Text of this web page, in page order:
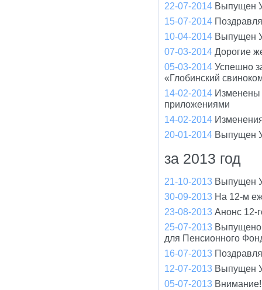
22-07-2014 Выпущен
15-07-2014
10-04-2014 Выпущен
07-03-2014 Дорогие
05-03-2014 Успешно
«Глобинский
14-02-2014
приложениями
14-02-2014
20-01-2014 Выпущен
за 2013 год
21-10-2013 Выпущен
30-09-2013 На 12-м
23-08-2013 Анонс 12-
25-07-2013 Выпущено
для Пенсионного
16-07-2013
12-07-2013 Выпущен
05-07-2013